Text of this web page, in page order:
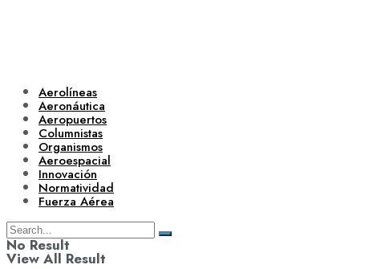
Aerolíneas
Aeronáutica
Aeropuertos
Columnistas
Organismos
Aeroespacial
Innovación
Normatividad
Fuerza Aérea
No Result
View All Result